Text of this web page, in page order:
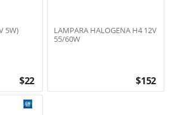
5W)
$22
LAMPARA HALOGENA H4 12V
55/60W
$152